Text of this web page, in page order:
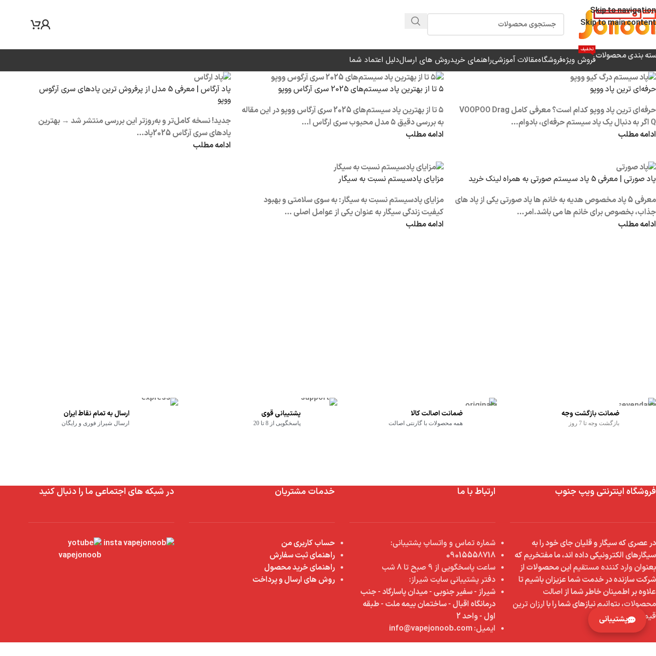
Skip to navigation
Skip to main content
بندی محصولاتفروش ویژه
تخفیف
فروشگاهمقالات آموزشیراهنمای خریدروش های ارسالدلیل اعتماد شما
حرفه‌ای‌ ترین پاد ووپو
حرفه‌ای‌ ترین پاد ووپو کدام است؟ معرفی کامل VOOPOO Drag
Q اگر به دنبال یک پاد سیستم حرفه‌ای، بادوام...
ادامه مطلب
۵ تا از بهترین پاد سیستم‌های 2025 سری آرگاس ووپو
۵ تا از بهترین پاد سیستم‌های 2025 سری آرگاس ووپو در این مقاله
به بررسی دقیق ۵ مدل محبوب سری ارگاس ا...
ادامه مطلب
پاد آرگاس | معرفی 5 مدل از پرفروش ترین پادهای سری آرگوس
ووپو
جدید! نسخه کامل‌تر و به‌روزتر این بررسی منتشر شد → بهترین
پادهای سری آرگاس 2025پاد...
ادامه مطلب
پاد صورتی | معرفی 5 پاد سیستم صورتی به همراه لینک خرید
معرفی 5 پاد مخصوص هدیه به خانم ها پاد صورتی یکی از پاد های
جذاب، بخصوص برای خانم ها می باشد.امر...
ادامه مطلب
مزایای پادسیستم نسبت به سیگار
مزایای پادسیستم نسبت به سیگار: به سوی سلامتی و بهبود
کیفیت زندگی سیگار به عنوان یکی از عوامل اصلی ...
ادامه مطلب
ضمانت بازگشت وجه
بازگشت وجه تا 7 روز
ضمانت اصالت کالا
همه محصولات با گارنتی اصالت
پشتیبانی قوی
پاسخگویی از 8 تا 20
ارسال به تمام نقاط ایران
ارسال شیراز فوری و رایگان
فروشگاه اینترنتی ویپ جنوب
در عصری که سیگار و قلیان جای خود را به
سیگارهای الکترونیکی داده اند، ما مفتخریم که
بعنوان وارد کننده مستقیم این محصولات از
شرکت سازنده در خدمت شما عزیزان باشیم تا
علاوه بر اطمینان خاطر شما ازاصالت
محصولات، بتوانیم نیازهای شما را باارزان ترین
قیمت رفع کنیم.
ارتباط با ما
شماره تماس و واتساپ پشتیبانی:
09015558718
ساعت پاسخگویی از 9 صبح تا 8 شب
دفتر پشتیبانی سایت شیراز:
شیراز - سفیر جنوبی - میدان پاسارگاد - جنب
درمانگاه اقبال - ساختمان بیمه ملت - طبقه
اول - واحد 2
ایمیل:
خدمات مشتریان
حساب کاربری من
راهنمای ثبت سفارش
راهنمای خرید محصول
روش های ارسال و پرداخت
در شبکه های اجتماعی ما را دنبال کنید
پشتیبانی